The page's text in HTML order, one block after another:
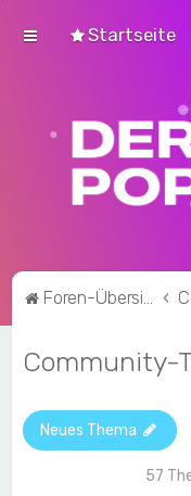
Startseite
Foren-Übersicht
Community-
Neues Thema
57